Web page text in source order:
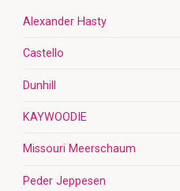
Alexander Hasty
Castello
Dunhill
KAYWOODIE
Missouri Meerschaum
Peder Jeppesen